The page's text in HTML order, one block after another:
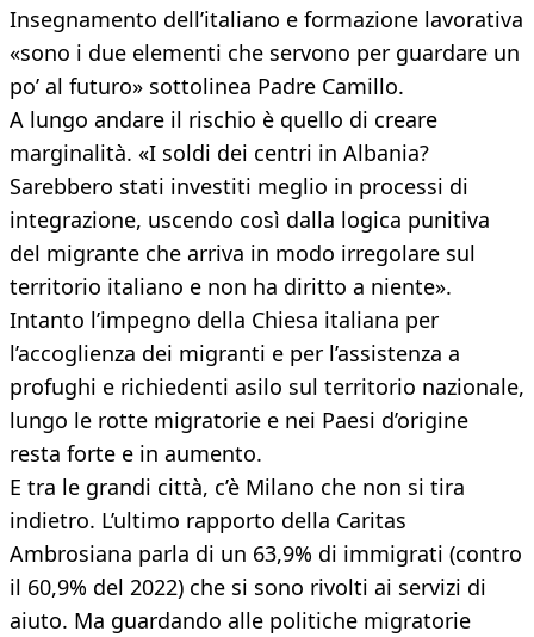
Insegnamento dell’italiano e formazione lavorativa
«sono i due elementi che servono per guardare un
po’ al futuro» sottolinea Padre Camillo.
A lungo andare il rischio è quello di creare
marginalità. «I soldi dei centri in Albania?
Sarebbero stati investiti meglio in processi di
integrazione, uscendo così dalla logica punitiva
del migrante che arriva in modo irregolare sul
territorio italiano e non ha diritto a niente».
Intanto l’impegno della Chiesa italiana per
l’accoglienza dei migranti e per l’assistenza a
profughi e richiedenti asilo sul territorio nazionale,
lungo le rotte migratorie e nei Paesi d’origine
resta forte e in aumento.
E tra le grandi città, c’è Milano che non si tira
indietro. L’ultimo rapporto della Caritas
Ambrosiana parla di un 63,9% di immigrati (contro
il 60,9% del 2022) che si sono rivolti ai servizi di
aiuto. Ma guardando alle politiche migratorie